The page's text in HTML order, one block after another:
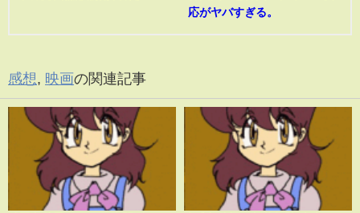
応がヤバすぎる。
感想, 映画の関連記事